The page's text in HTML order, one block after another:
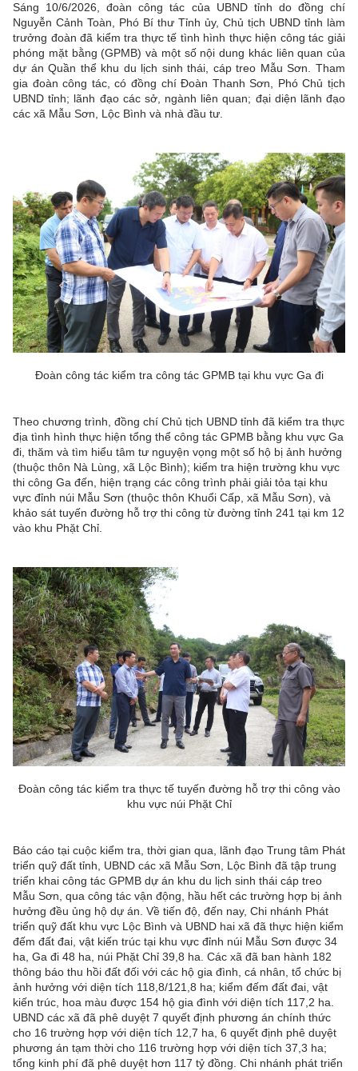
Sáng 10/6/2026, đoàn công tác của UBND tỉnh do đồng chí
Nguyễn Cảnh Toàn, Phó Bí thư Tỉnh ủy, Chủ tịch UBND tỉnh làm
trưởng đoàn đã kiểm tra thực tế tình hình thực hiện công tác giải
phóng mặt bằng (GPMB) và một số nội dung khác liên quan của
dự án Quần thể khu du lịch sinh thái, cáp treo Mẫu Sơn. Tham
gia đoàn công tác, có đồng chí Đoàn Thanh Sơn, Phó Chủ tịch
UBND tỉnh; lãnh đạo các sở, ngành liên quan; đại diện lãnh đạo
các xã Mẫu Sơn, Lộc Bình và nhà đầu tư.
Đoàn công tác kiểm tra công tác GPMB tại khu vực Ga đi
Theo chương trình, đồng chí Chủ tịch UBND tỉnh đã kiểm tra thực
địa tình hình thực hiện tổng thể công tác GPMB bằng khu vực Ga
đi, thăm và tìm hiểu tâm tư nguyện vọng một số hộ bị ảnh hưởng
(thuộc thôn Nà Lùng, xã Lộc Bình); kiểm tra hiện trường khu vực
thi công Ga đến, hiện trạng các công trình phải giải tỏa tại khu
vực đỉnh núi Mẫu Sơn (thuộc thôn Khuổi Cấp, xã Mẫu Sơn), và
khảo sát tuyến đường hỗ trợ thi công từ đường tỉnh 241 tại km 12
vào khu Phặt Chỉ.
Đoàn công tác kiểm tra thực tế tuyến đường hỗ trợ thi công vào
khu vực núi Phặt Chỉ
Báo cáo tại cuộc kiểm tra, thời gian qua, lãnh đạo Trung tâm Phát
triển quỹ đất tỉnh, UBND các xã Mẫu Sơn, Lộc Bình đã tập trung
triển khai công tác GPMB dự án khu du lịch sinh thái cáp treo
Mẫu Sơn, qua công tác vận động, hầu hết các trường hợp bị ảnh
hưởng đều ủng hộ dự án. Về tiến độ, đến nay, Chi nhánh Phát
triển quỹ đất khu vực Lộc Bình và UBND hai xã đã thực hiện kiểm
đếm đất đai, vật kiến trúc tại khu vực đỉnh núi Mẫu Sơn được 34
ha, Ga đi 48 ha, núi Phặt Chỉ 39,8 ha. Các xã đã ban hành 182
thông báo thu hồi đất đối với các hộ gia đình, cá nhân, tổ chức bị
ảnh hưởng với diện tích 118,8/121,8 ha; kiểm đếm đất đai, vật
kiến trúc, hoa màu được 154 hộ gia đình với diện tích 117,2 ha.
UBND các xã đã phê duyệt 7 quyết định phương án chính thức
cho 16 trường hợp với diện tích 12,7 ha, 6 quyết định phê duyệt
phương án tạm thời cho 116 trường hợp với diện tích 37,3 ha;
tổng kinh phí đã phê duyệt hơn 117 tỷ đồng. Chi nhánh phát triển